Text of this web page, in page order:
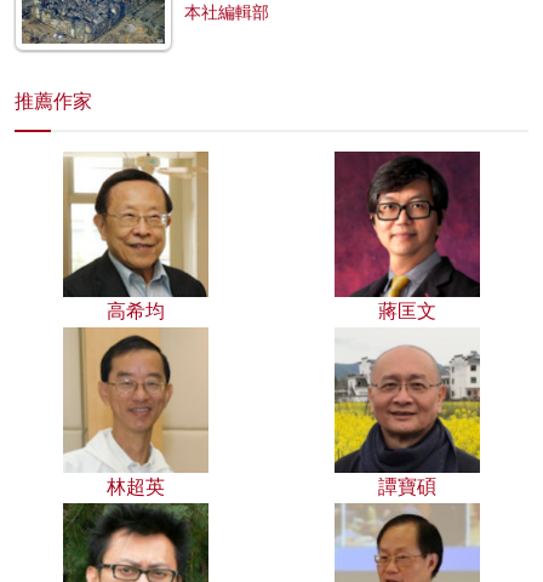
本社編輯部
推薦作家
高希均 蔣匡文
林超英 譚寶碩